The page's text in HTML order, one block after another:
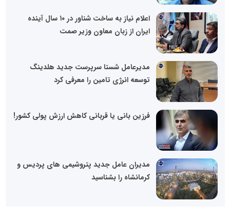
اعلام نیاز به ساخت شناور در ۱۰ سال آینده
ایران از زبان معاون وزیر صمت
مدیرعامل شستا سرپرست جدید هلدینگ
توسعه انرژی تامین را معرفی کرد
فرزین بانی یا قربانی کاهش ارزش پولی کشور!
مدیران عامل جدید پتروشیمی های پردیس و
کرمانشاه را بشناسید